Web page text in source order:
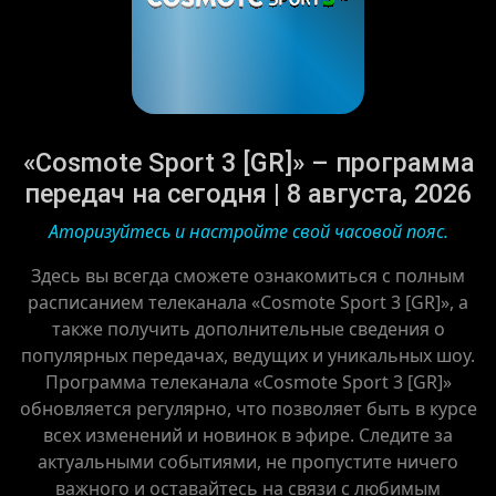
«Cosmote Sport 3 [GR]» – программа
передач на сегодня | 8 августа, 2026
Аторизуйтесь и настройте свой часовой пояс.
Здесь вы всегда сможете ознакомиться с полным
расписанием телеканала «Cosmote Sport 3 [GR]», а
также получить дополнительные сведения о
популярных передачах, ведущих и уникальных шоу.
Программа телеканала «Cosmote Sport 3 [GR]»
обновляется регулярно, что позволяет быть в курсе
всех изменений и новинок в эфире. Следите за
актуальными событиями, не пропустите ничего
важного и оставайтесь на связи с любимым